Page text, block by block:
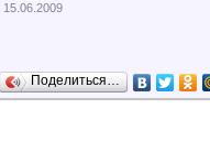
15.06.2009
Поделиться…